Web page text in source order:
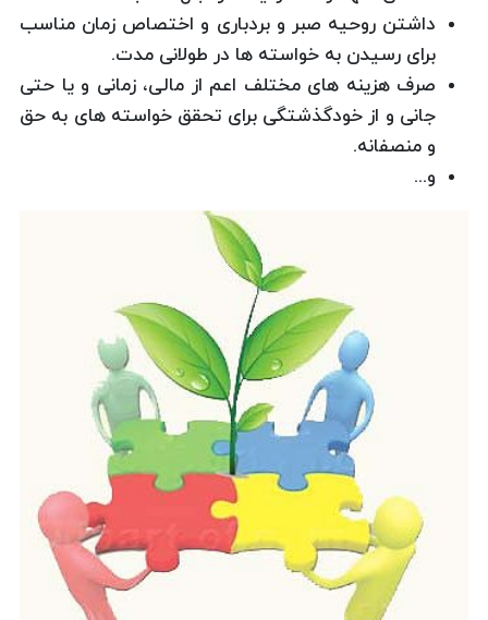
داشتن روحیه صبر و بردباری و اختصاص زمان مناسب
برای رسیدن به خواسته ها در طولانی مدت.
صرف هزینه های مختلف اعم از مالی، زمانی و یا حتی
جانی و از خودگذشتگی برای تحقق خواسته های به حق
و منصفانه.
و...